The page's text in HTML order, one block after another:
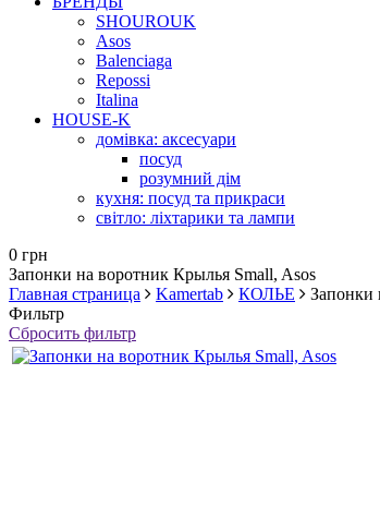
SHOUROUK
Asos
Balenciaga
Repossi
Italina
HOUSE-K
домівка: аксесуари
посуд
розумний дім
кухня: посуд та прикраси
світло: ліхтарики та лампи
0 грн
Запонки на воротник Крылья Small, Asos
Главная страница
Kamertab КОЛЬЕ
Запонки
Фильтр
Сбросить фильтр